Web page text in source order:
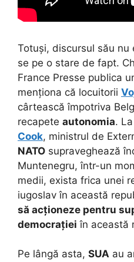
Totuși, discursul său nu
se pe o stare de fapt.
France Presse publica
menționa că locuitorii
cârtească împotriva
recapete autonomia.
Cook, ministrul de
NATO supraveghează
Muntenegru, într-un
medii, exista frica unei
iugoslav în această
să acționeze pentru
democrației în această
Pe lângă asta, SUA au